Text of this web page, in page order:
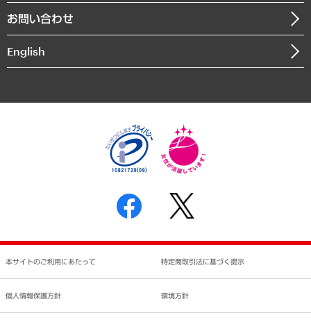
自然資源・農林水産業・食料システム
組織図・本部部室紹介
インドネシア現地法人
個人情報保護方針
反社会的勢力に対する基本方針
書面による個人情報の開示等の請求の手続きについて
お問い合わせ
English
本サイトのご利用にあたって 特定商取引法に基づく提示
個人情報保護方針 環境方針